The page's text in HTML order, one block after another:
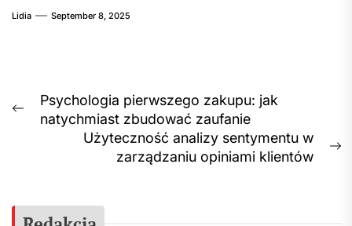
Lidia September 8, 2025
Post
navigation
Previous
Psychologia pierwszego zakupu: jak
natychmiast zbudować zaufanie
Użyteczność analizy sentymentu w
zarządzaniu opiniami klientów